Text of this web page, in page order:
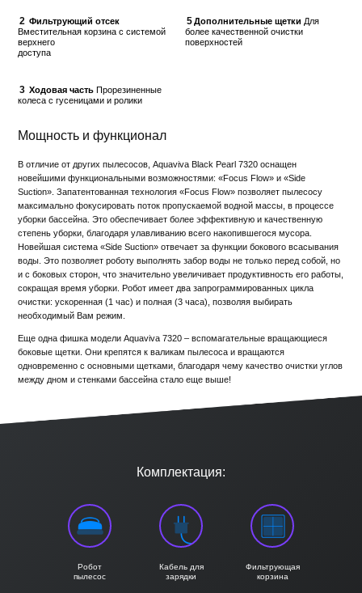
2 Фильтрующий отсек
Вместительная корзина с системой
верхнего
доступа
3 Ходовая часть Прорезиненные
колеса с гусеницами и ролики
5 Дополнительные щетки Для
более качественной очистки
поверхностей
Мощность и функционал
В отличие от других пылесосов, Aquaviva Black Pearl 7320 оснащен
новейшими функциональными возможностями: «Focus Flow» и «Side
Suction». Запатентованная технология «Focus Flow» позволяет пылесосу
максимально фокусировать поток пропускаемой водной массы, в процессе
уборки бассейна. Это обеспечивает более эффективную и качественную
степень уборки, благодаря улавливанию всего накопившегося мусора.
Новейшая система «Side Suction» отвечает за функции бокового всасывания
воды. Это позволяет роботу выполнять забор воды не только перед собой, но
и с боковых сторон, что значительно увеличивает продуктивность его работы,
сокращая время уборки. Робот имеет два запрограммированных цикла
очистки: ускоренная (1 час) и полная (3 часа), позволяя выбирать
необходимый Вам режим.
Еще одна фишка модели Aquaviva 7320 – вспомагательные вращающиеся
боковые щетки. Они крепятся к валикам пылесоса и вращаются
одновременно с основными щетками, благодаря чему качество очистки углов
между дном и стенками бассейна стало еще выше!
Комплектация:
Робот
пылесос
Кабель для
зарядки
Фильтрующая
корзина